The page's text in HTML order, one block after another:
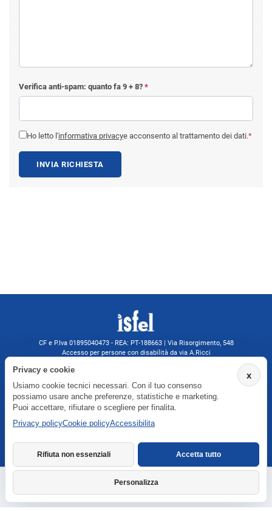
Verifica anti-spam: quanto fa 9 + 8? *
Ho letto l'informativa privacye acconsento al trattamento dei dati.*
INVIA RICHIESTA
CF e P.Iva 01895040473 - REA: PT-188663 | Via Risorgimento, 548
Accesso per persone con disabilità da via A.Ricci
isfel@pec.it
Informativa privacy
Agenzia formativa iscritta a Formatemp
x
Privacy e cookie
Usiamo cookie tecnici necessari. Con il tuo consenso
possiamo usare anche preferenze, statistiche e marketing.
Puoi accettare, rifiutare o scegliere per finalita.
Privacy policyCookie policyAccessibilita
Rifiuta non essenziali
Personalizza
Accetta tutto
Richiedi informazioni